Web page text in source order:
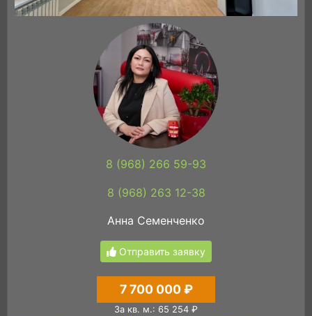
8 (968) 266 59-93
8 (968) 263 12-38
Анна Семенченко
Отправить заявку
7 700 000 ₽
За кв. м.: 65 254 ₽